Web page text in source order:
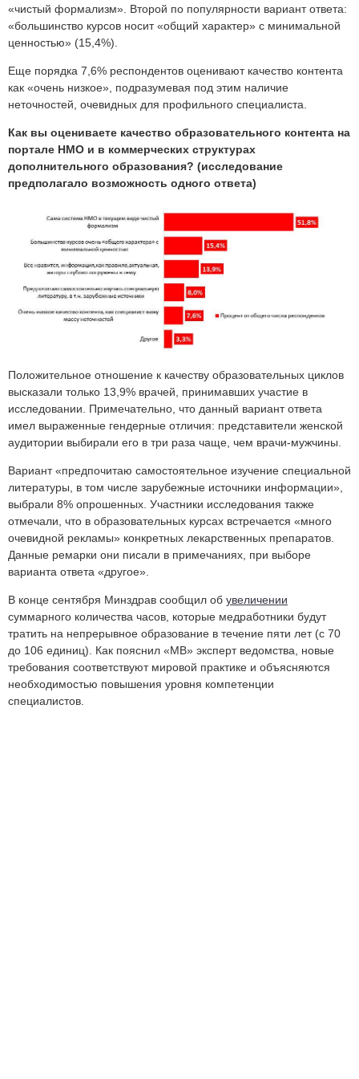
«чистый формализм». Второй по популярности вариант ответа:
«большинство курсов носит «общий характер» с минимальной
ценностью» (15,4%).
Еще порядка 7,6% респондентов оценивают качество контента
как «очень низкое», подразумевая под этим наличие
неточностей, очевидных для профильного специалиста.
Как вы оцениваете качество образовательного контента на
портале НМО и в коммерческих структурах
дополнительного образования? (исследование
предполагало возможность одного ответа)
Положительное отношение к качеству образовательных циклов
высказали только 13,9% врачей, принимавших участие в
исследовании. Примечательно, что данный вариант ответа
имел выраженные гендерные отличия: представители женской
аудитории выбирали его в три раза чаще, чем врачи-мужчины.
Вариант «предпочитаю самостоятельное изучение специальной
литературы, в том числе зарубежные источники информации»,
выбрали 8% опрошенных. Участники исследования также
отмечали, что в образовательных курсах встречается «много
очевидной рекламы» конкретных лекарственных препаратов.
Данные ремарки они писали в примечаниях, при выборе
варианта ответа «другое».
В конце сентября Минздрав сообщил об увеличении
суммарного количества часов, которые медработники будут
тратить на непрерывное образование в течение пяти лет (с 70
до 106 единиц). Как пояснил «МВ» эксперт ведомства, новые
требования соответствуют мировой практике и объясняются
необходимостью повышения уровня компетенции
специалистов.